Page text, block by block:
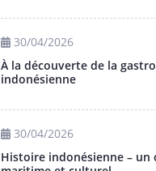
30/04/2026
À la découverte de la
indonésienne
30/04/2026
Histoire indonésienne – un